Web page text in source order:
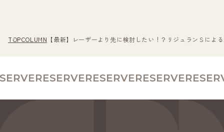
TOPCOLUMN 【最新】レーザーより先に検討したい！？リジュランＳによ
RESERVERESERVERESERVERESERVE